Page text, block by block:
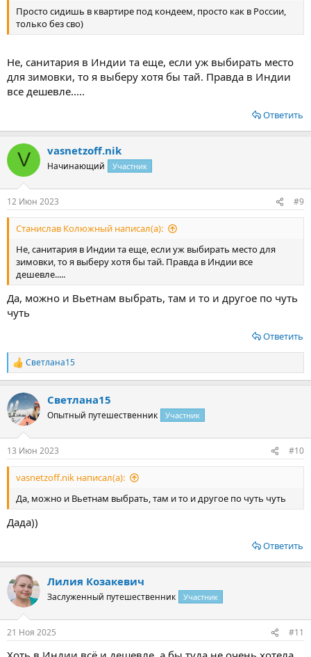
Просто сидишь в квартире под кондеем, просто как в России,
только без сво)
Не, санитария в Индии та еще, если уж выбирать место
для зимовки, то я выберу хотя бы тай. Правда в Индии
все дешевле.....
Ответить
V vasnetzoff.nik
Начинающий Участник
12 Июн 2023 #9
Станислав Колюжный написал(а):
Не, санитария в Индии та еще, если уж выбирать место для
зимовки, то я выберу хотя бы тай. Правда в Индии все
дешевле.....
Да, можно и Вьетнам выбрать, там и то и другое по чуть
чуть
Ответить
Р
е
к
ц
и
Светлана15
Светлана15
Опытный путешественник Участник
13 Июн 2023 #10
vasnetzoff.nik написал(а):
Да, можно и Вьетнам выбрать, там и то и другое по чуть чуть
Дада))
Ответить
Лилия Козакевич
Заслуженный путешественник Участник
21 Ноя 2025 #11